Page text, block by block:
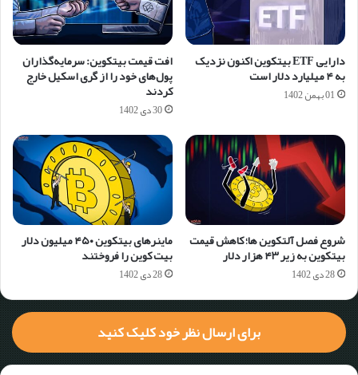
دارایی ETF بیتکوین اکنون نزدیک
به ۴ میلیارد دلار است
01 بهمن 1402
افت قیمت بیتکوین: سرمایه‌گذاران
پول‌های خود را از گری اسکیل خارج
کردند
30 دی 1402
شروع فصل آلتکوین ها؛ کاهش قیمت
بیتکوین به زیر ۴۳ هزار دلار
28 دی 1402
ماینرهای بیتکوین ۴۵۰ میلیون دلار
بیت کوین را فروختند
28 دی 1402
برای ارسال نظر خود کلیک کنید